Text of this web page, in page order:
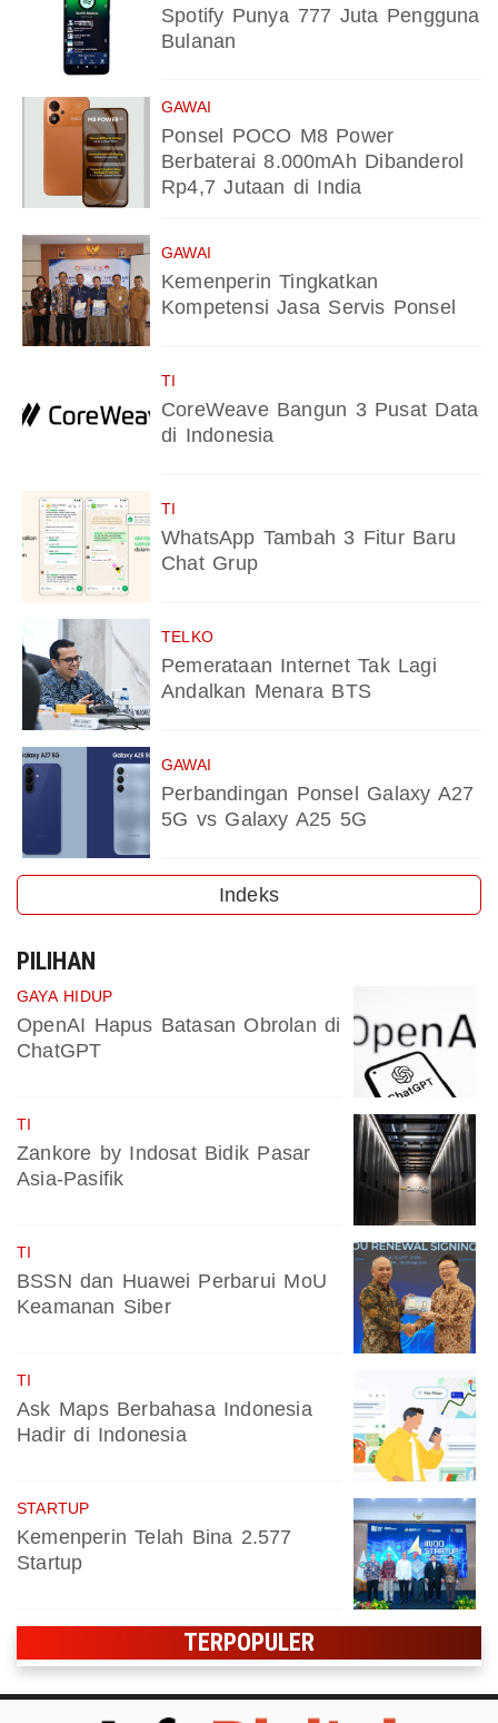
Spotify Punya 777 Juta Pengguna
Bulanan
GAWAI
Ponsel POCO M8 Power
Berbaterai 8.000mAh Dibanderol
Rp4,7 Jutaan di India
GAWAI
Kemenperin Tingkatkan
Kompetensi Jasa Servis Ponsel
TI
CoreWeave Bangun 3 Pusat Data
di Indonesia
TI
WhatsApp Tambah 3 Fitur Baru
Chat Grup
TELKO
Pemerataan Internet Tak Lagi
Andalkan Menara BTS
GAWAI
Perbandingan Ponsel Galaxy A27
5G vs Galaxy A25 5G
Indeks
PILIHAN
GAYA HIDUP
OpenAI Hapus Batasan Obrolan di
ChatGPT
TI
Zankore by Indosat Bidik Pasar
Asia-Pasifik
TI
BSSN dan Huawei Perbarui MoU
Keamanan Siber
TI
Ask Maps Berbahasa Indonesia
Hadir di Indonesia
STARTUP
Kemenperin Telah Bina 2.577
Startup
TERPOPULER